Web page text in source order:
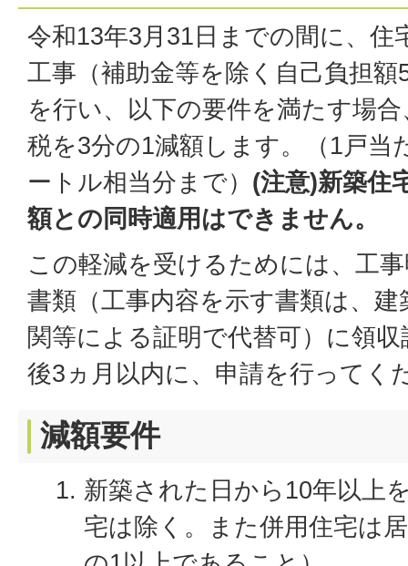
令和13年3月31日までの間に、住
工事（補助金等を除く自己負担
を行い、以下の要件を満たす場
税を3分の1減額します。（1戸当
ートル相当分まで） (注意)新築住
額との同時適用はできません。
この軽減を受けるためには、工
書類（工事内容を示す書類は、
関等による証明で代替可）に領
後3ヵ月以内に、申請を行ってく
減額要件
新築された日から10年以上
宅は除く。また併用住宅は